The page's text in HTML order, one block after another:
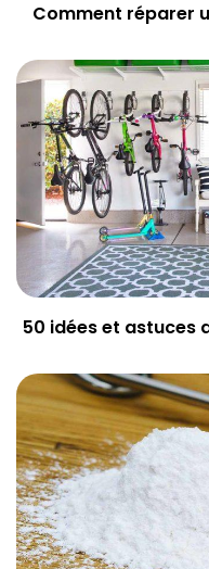
Comment réparer
50 idées et astuces